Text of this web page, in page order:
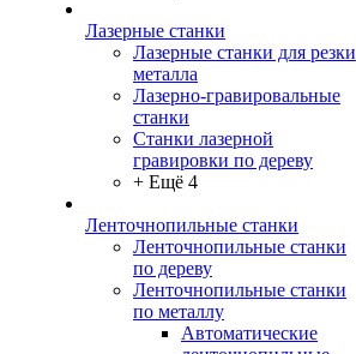
Лазерные станки
Лазерные станки для резки
металла
Лазерно-гравировальные
станки
Станки лазерной
гравировки по дереву
+ Ещё 4
Ленточнопильные станки
Ленточнопильные станки
по дереву
Ленточнопильные станки
по металлу
Автоматические